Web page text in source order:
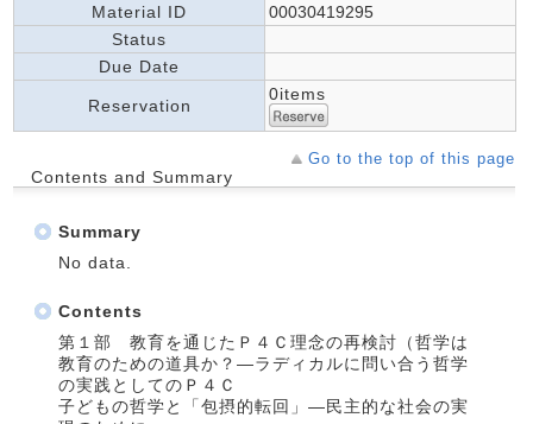
Material ID
00030419295
Status
Due Date
Reservation
0items
Go to the top of this page
Contents and Summary
Summary
No data.
Contents
第１部 教育を通じたＰ４Ｃ理念の再検討（哲学は
教育のための道具か？―ラディカルに問い合う哲学
の実践としてのＰ４Ｃ
子どもの哲学と「包摂的転回」―民主的な社会の実